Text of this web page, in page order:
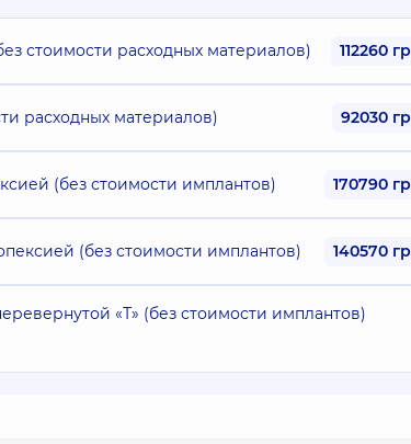
стоимости расходных материалов) 112260
расходных материалов) 92030
(без стоимости имплантов) 170790
(без стоимости имплантов) 140570
«Т» (без стоимости имплантов)